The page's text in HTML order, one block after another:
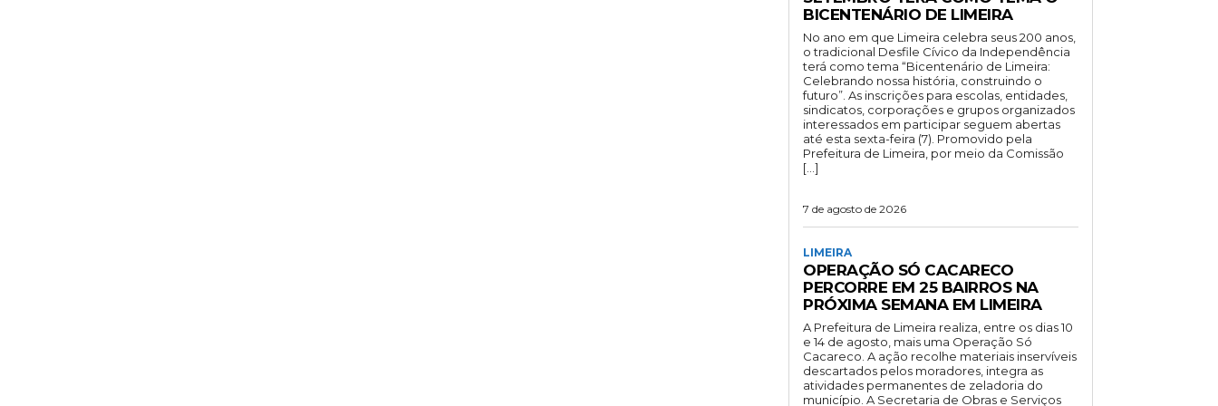
BICENTENÁRIO DE LIMEIRA
No ano em que Limeira celebra seus 200 anos,
o tradicional Desfile Cívico da Independência
terá como tema “Bicentenário de Limeira:
Celebrando nossa história, construindo o
futuro”. As inscrições para escolas, entidades,
sindicatos, corporações e grupos organizados
interessados em participar seguem abertas
até esta sexta-feira (7). Promovido pela
Prefeitura de Limeira, por meio da Comissão
[…]
7 de agosto de 2026
LIMEIRA
OPERAÇÃO SÓ CACARECO
PERCORRE EM 25 BAIRROS NA
PRÓXIMA SEMANA EM LIMEIRA
A Prefeitura de Limeira realiza, entre os dias 10
e 14 de agosto, mais uma Operação Só
Cacareco. A ação recolhe materiais inservíveis
descartados pelos moradores, integra as
atividades permanentes de zeladoria do
município. A Secretaria de Obras e Serviços